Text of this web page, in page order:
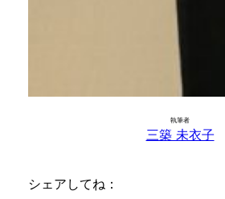
執筆者
三築 未衣子
シェアしてね：